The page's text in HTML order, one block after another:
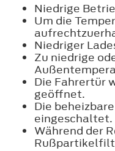
Niedrige
Um die
Niedriger
Zu niedrige
Die Fahrertür
geöffnet.
Die
eingeschaltet.
Während der